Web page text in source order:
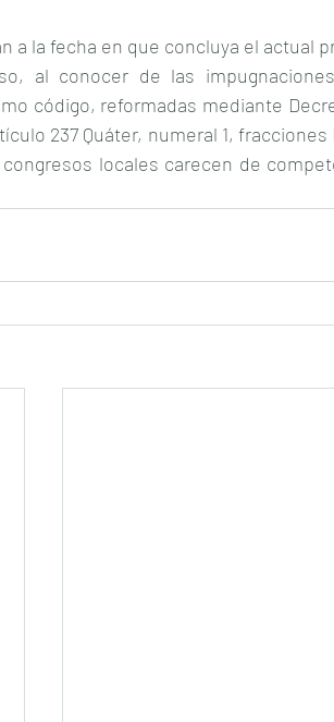
a la fecha en que concluya el actual
al conocer de las
código, reformadas mediante
237 Quáter, numeral 1,